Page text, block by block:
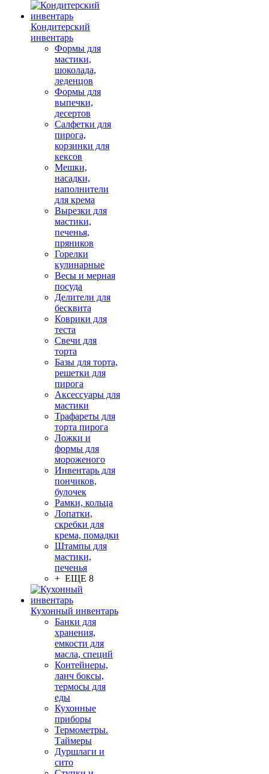
Кондитерский
инвентарь
Формы для
мастики,
шоколада,
леденцов
Формы для
выпечки,
десертов
Салфетки для
пирога,
корзинки для
кексов
Мешки,
насадки,
наполнители
для крема
Вырезки для
мастики,
печенья,
пряников
Горелки
кулинарные
Весы и мерная
посуда
Делители для
бесквита
Коврики для
теста
Свечи для
торта
Базы для торта,
решетки для
пирога
Аксессуары для
мастики
Трафареты для
торта пирога
Ложки и
формы для
мороженого
Инвентарь для
пончиков,
булочек
Рамки, кольца
Лопатки,
скребки для
крема, помадки
Штампы для
мастики,
печенья
+ ЕЩЕ 8
Кухонный инвентарь
Банки для
хранения,
емкости для
масла, специй
Контейнеры,
ланч боксы,
термосы для
еды
Кухонные
приборы
Термометры.
Таймеры
Дуршлаги и
сито